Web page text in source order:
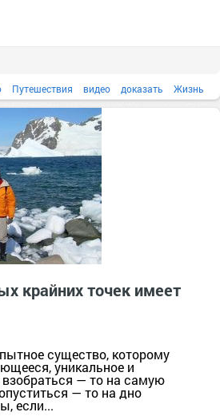
Путешествия видео доказать Жизнь
крайних точек имеет
существо, которому
уникальное и
— то на самую
— то на дно
если...